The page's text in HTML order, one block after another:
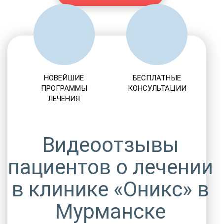
НОВЕЙШИЕ
ПРОГРАММЫ
ЛЕЧЕНИЯ
БЕСПЛАТНЫЕ
КОНСУЛЬТАЦИИ
Видеоотзывы
пациентов о лечении
в клинике «Оникс» в
Мурманске